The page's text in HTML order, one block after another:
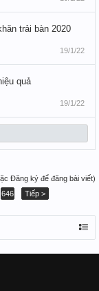
trải bàn 2020
19/1/22
quả
19/1/22
Đăng ký để đăng bài viết)
646 Tiếp >